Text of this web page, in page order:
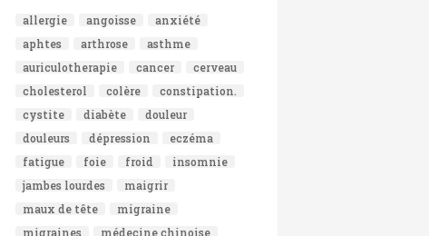
allergie angoisse
anxiété
aphtes
arthrose
asthme
auriculotherapie
cancer
cerveau
cholesterol
colère
constipation.
cystite
diabète
douleur
douleurs
dépression
eczéma
fatigue
foie froid
insomnie
jambes lourdes
maigrir
maux de tête
migraine
migraines
médecine chinoise